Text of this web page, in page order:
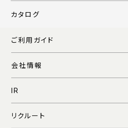
カタログ
ご利用ガイド
会社情報
IR
リクルート